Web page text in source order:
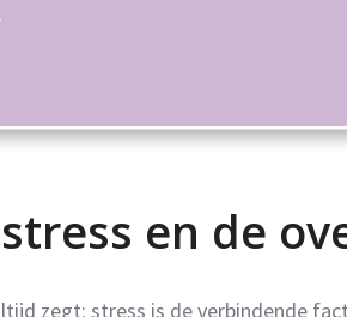
en de
zegt: stress is de verbindende